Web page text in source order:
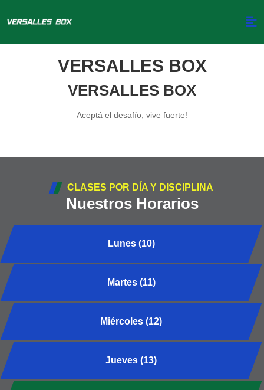
VERSALLES BOX
VERSALLES BOX
Aceptá el desafío, vive fuerte!
CLASES POR DÍA Y DISCIPLINA
Nuestros Horarios
Lunes (10)
Martes (11)
Miércoles (12)
Jueves (13)